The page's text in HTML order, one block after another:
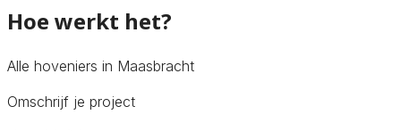
Hoe werkt het?
Alle hoveniers in Maasbracht
Omschrijf je project